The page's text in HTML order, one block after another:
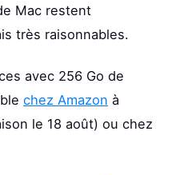
Mac restent
très raisonnables.
avec 256 Go de
chez Amazon à
le 18 août) ou chez